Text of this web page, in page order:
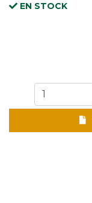
EN STOCK